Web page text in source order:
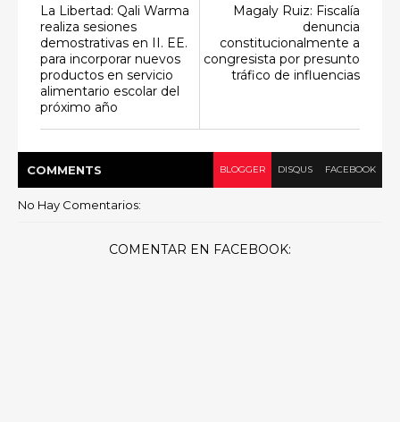
Magaly Ruiz: Fiscalía
denuncia
constitucionalmente a
congresista por presunto
tráfico de influencias
La Libertad: Qali Warma
realiza sesiones
demostrativas en II. EE.
para incorporar nuevos
productos en servicio
alimentario escolar del
próximo año
COMMENTS BLOGGER DISQUS FACEBOOK
No Hay Comentarios:
COMENTAR EN FACEBOOK: